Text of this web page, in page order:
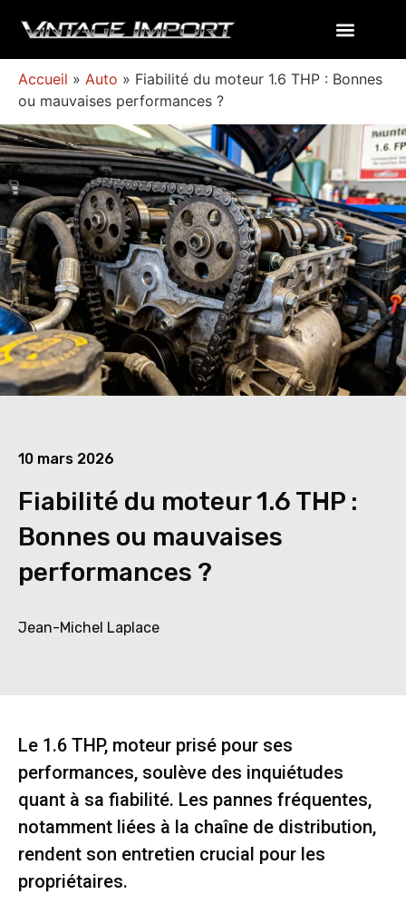
Accueil » Auto » Fiabilité du moteur 1.6 THP : Bonnes
ou mauvaises performances ?
10 mars 2026
Fiabilité du moteur 1.6 THP :
Bonnes ou mauvaises
performances ?
Jean-Michel Laplace
Le 1.6 THP, moteur prisé pour ses
performances, soulève des inquiétudes
quant à sa fiabilité. Les pannes fréquentes,
notamment liées à la chaîne de distribution,
rendent son entretien crucial pour les
propriétaires.